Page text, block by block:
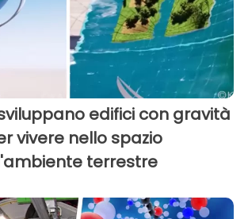
edifici con gravità
vivere nello spazio
terrestre